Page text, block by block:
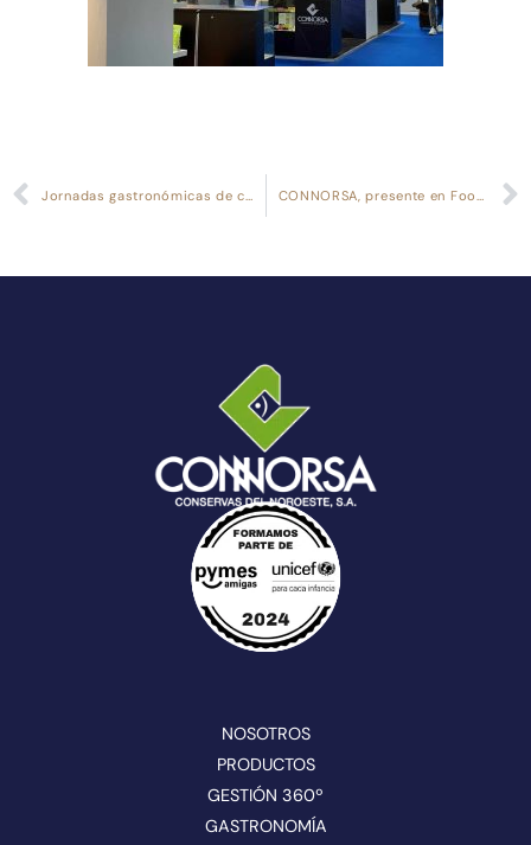
Jornadas gastronómicas de conservas CABO DE PEÑAS en los establecimientos Ultramarinos Andalusí de Córdoba CONNORSA, presente en Foodex 2024
NOSOTROS
PRODUCTOS
GESTIÓN 360º
GASTRONOMÍA